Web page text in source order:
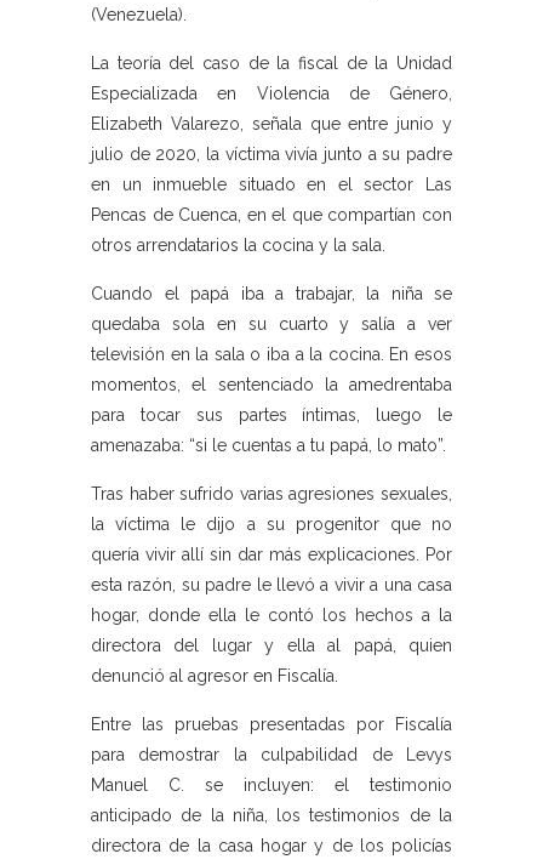
(Venezuela).
La teoría del caso de la fiscal de la Unidad
Especializada en Violencia de Género,
Elizabeth Valarezo, señala que entre junio y
julio de 2020, la víctima vivía junto a su padre
en un inmueble situado en el sector Las
Pencas de Cuenca, en el que compartían con
otros arrendatarios la cocina y la sala.
Cuando el papá iba a trabajar, la niña se
quedaba sola en su cuarto y salía a ver
televisión en la sala o iba a la cocina. En esos
momentos, el sentenciado la amedrentaba
para tocar sus partes íntimas, luego le
amenazaba: “si le cuentas a tu papá, lo mato”.
Tras haber sufrido varias agresiones sexuales,
la víctima le dijo a su progenitor que no
quería vivir allí sin dar más explicaciones. Por
esta razón, su padre le llevó a vivir a una casa
hogar, donde ella le contó los hechos a la
directora del lugar y ella al papá, quien
denunció al agresor en Fiscalía.
Entre las pruebas presentadas por Fiscalía
para demostrar la culpabilidad de Levys
Manuel C. se incluyen: el testimonio
anticipado de la niña, los testimonios de la
directora de la casa hogar y de los policías